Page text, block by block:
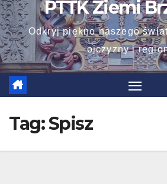
PTTK Ziemi
Odkryj piękno naszego
ojczyzny i
Tag:Spisz